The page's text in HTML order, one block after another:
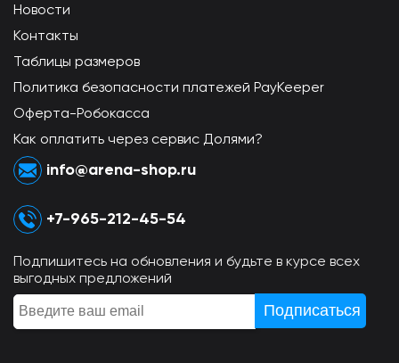
Новости
Контакты
Таблицы размеров
Политика безопасности платежей PayKeeper
Оферта-Робокасса
Как оплатить через сервис Долями?
info@arena-shop.ru
+7-965-212-45-54
Подпишитесь на обновления и будьте в курсе всех
выгодных предложений